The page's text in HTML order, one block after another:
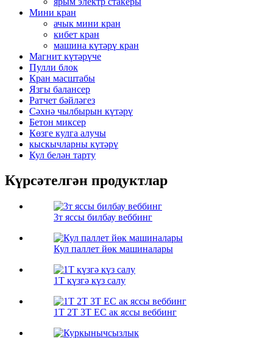
Мини кран
ачык мини кран
кибет кран
машина күтәрү кран
Магнит күтәрүче
Пулли блок
Кран масштабы
Язгы балансер
Ратчет бәйләгез
Сәхнә чылбырын күтәрү
Бетон миксер
Көзге кулга алучы
кыскычларны күтәрү
Кул белән тарту
Күрсәтелгән продуктлар
3т яссы билбау веббинг
Кул паллет йөк машиналары
1Т күзгә күз салу
1T 2T 3T EC ак яссы веббинг